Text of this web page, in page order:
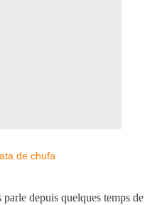
depuis quelques temps de